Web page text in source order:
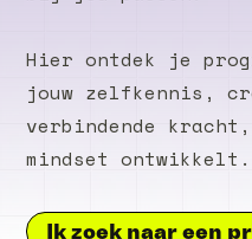
Hier ontdek je
jouw zelfkennis,
verbindende
mindset ontwikkelt.
Ik zoek naar een